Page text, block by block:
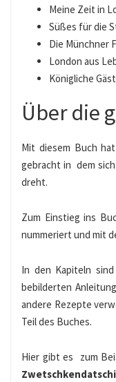
Meine Zeit in
Süßes für die
Die Münchner
London aus
Königliche
Über die
Mit diesem Buch
gebracht in dem
dreht.
Zum Einstieg ins
nummeriert und mit
In den Kapiteln
bebilderten
andere Rezepte
Teil des Buches.
Hier gibt es zum